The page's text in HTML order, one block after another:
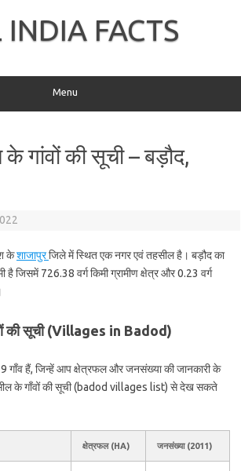
INDIA FACTS
Menu
गांवों की सूची – बड़ौद,
केशाजापुरजिले में स्थित एक नगर एवं तहसील है। बड़ौद का
है जिसमें 726.38 वर्ग किमी ग्रामीण क्षेत्र और 0.23 वर्ग
की सूची (Villages in Badod)
गाँव हैं, जिन्हें आप क्षेत्रफल और जनसंख्या की जानकारी के
के गाँवों की सूची (badod villages list) से देख सकते
क्षेत्रफल (HA) जनसंख्या (2011)